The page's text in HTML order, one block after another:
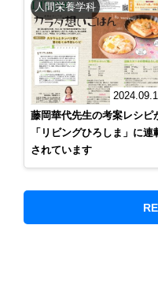
人間栄養学科
藤岡華代先生の考案レシピ
「リビングひろしま」に連
されています